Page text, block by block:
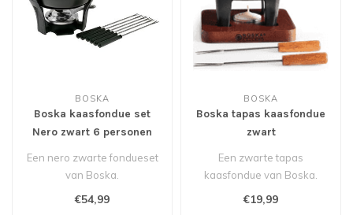
BOSKA
Boska kaasfondue set
Nero zwart 6 personen
Een nero zwarte fondueset
van Boska.
€54,99
BOSKA
Boska tapas kaasfondue
zwart
Een zwarte tapas
kaasfondue van Boska.
€19,99